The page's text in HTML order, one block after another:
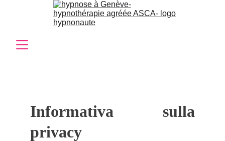
Informativa sulla
privacy